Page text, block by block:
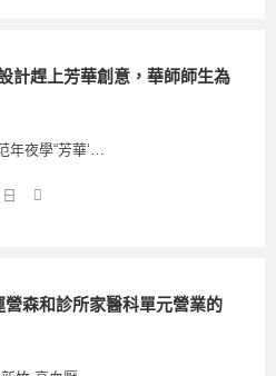
計趕上芳華創意，華師師生為
年夜學“芳華‘…
森和診所家醫科單元營業的